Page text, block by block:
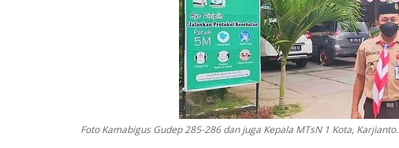
Foto Kamabigus Gudep 285-286 dan juga Kepala MTsN 1 Kota, Karjianto.